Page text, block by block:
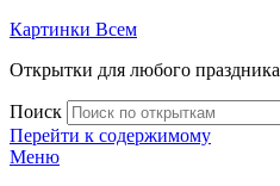
Картинки Всем
Открытки для любого праздника
Поиск
Перейти к содержимому
Меню